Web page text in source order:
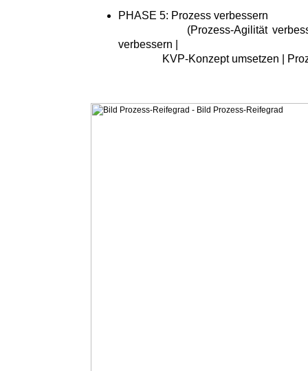
PHASE 5: Prozess verbessern
(Prozess-Agilität verbessern
verbessern |
KVP-Konzept umsetzen |